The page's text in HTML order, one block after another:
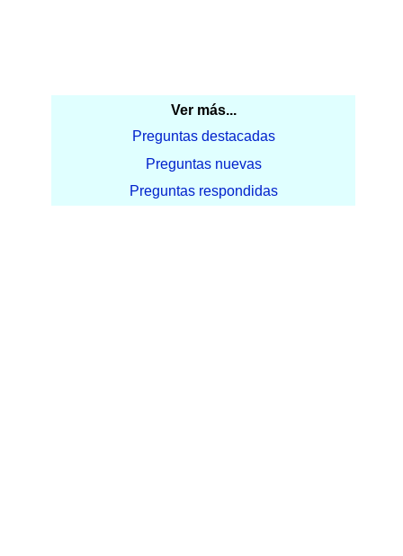
Ver más...
Preguntas destacadas
Preguntas nuevas
Preguntas respondidas